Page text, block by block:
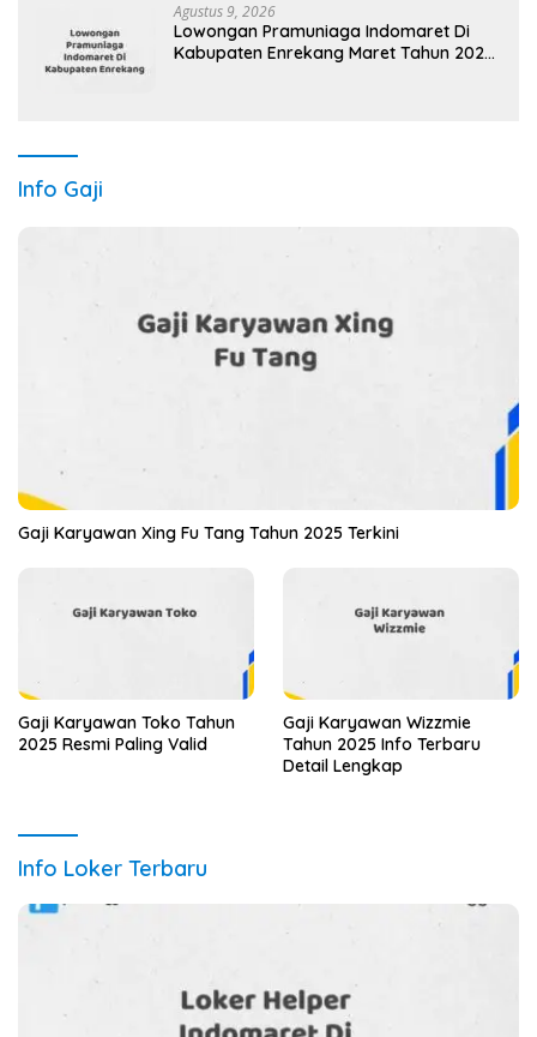
Agustus 9, 2026
Lowongan Pramuniaga Indomaret Di
Kabupaten Enrekang Maret Tahun 2025
Info Gaji
Gaji Karyawan Xing Fu Tang Tahun 2025 Terkini
Gaji Karyawan Toko Tahun
2025 Resmi Paling Valid
Gaji Karyawan Wizzmie
Tahun 2025 Info Terbaru
Detail Lengkap
Info Loker Terbaru